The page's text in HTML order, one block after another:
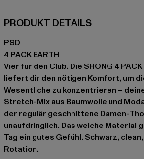
PRODUKT DETAILS
PSD
4 PACK EARTH
Vier für den Club. Die SHONG 4 PACK
liefert dir den nötigen Komfort, um
Wesentliche zu konzentrieren –
Stretch-Mix aus Baumwolle und
der regulär geschnittene Damen-
unaufdringlich. Das weiche Material
Tag ein gutes Gefühl. Schwarz,
Rotation.